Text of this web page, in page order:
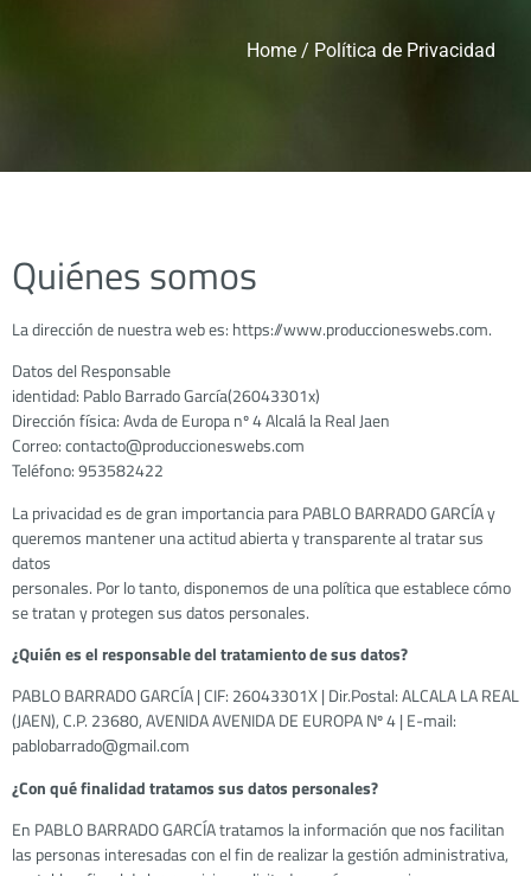
Home / Política de Privacidad
Quiénes somos
La dirección de nuestra web es: https://www.produccioneswebs.com.
Datos del Responsable
identidad: Pablo Barrado García(26043301x)
Dirección física: Avda de Europa nº 4 Alcalá la Real Jaen
Correo: contacto@produccioneswebs.com
Teléfono: 953582422
La privacidad es de gran importancia para PABLO BARRADO GARCÍA y
queremos mantener una actitud abierta y transparente al tratar sus
datos
personales. Por lo tanto, disponemos de una política que establece cómo
se tratan y protegen sus datos personales.
¿Quién es el responsable del tratamiento de sus datos?
PABLO BARRADO GARCÍA | CIF: 26043301X | Dir.Postal: ALCALA LA REAL
(JAEN), C.P. 23680, AVENIDA AVENIDA DE EUROPA Nº 4 | E-mail:
pablobarrado@gmail.com
¿Con qué finalidad tratamos sus datos personales?
En PABLO BARRADO GARCÍA tratamos la información que nos facilitan
las personas interesadas con el fin de realizar la gestión administrativa,